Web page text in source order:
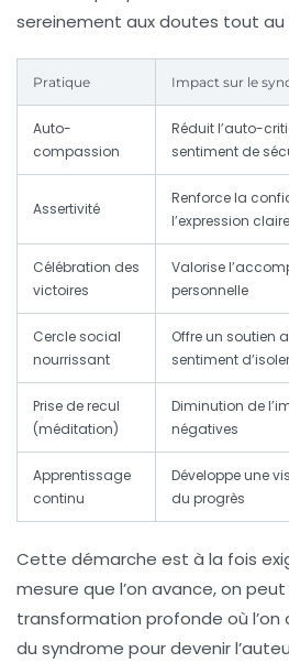
sereinement aux doutes tout au
Pratique Impact sur le
Auto-
compassion
Réduit l’auto-
sentiment de
Assertivité
Renforce la
l’expression
Célébration des
victoires
Valorise
personnelle
Cercle social
nourrissant
Offre un soutien
sentiment
Prise de recul
(méditation)
Diminution de
négatives
Apprentissage
continu
Développe une
du progrès
Cette démarche est à la fois
mesure que l’on avance, on
transformation profonde où l’on
du syndrome pour devenir